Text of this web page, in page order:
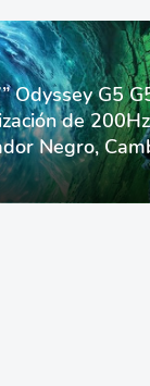
Odyssey G5
de
Negro,